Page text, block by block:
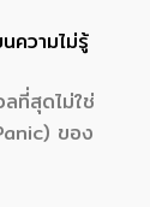
ความไม่รู้
ที่สุดไม่ใช่
ของ